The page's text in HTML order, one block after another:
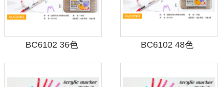
BC6102 36色 BC6102 48色